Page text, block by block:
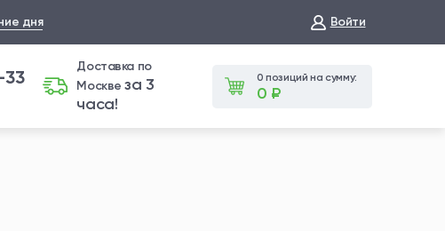
дня Войти
33
Доставка по
Москвеза 3
часа!
0 позиций на сумму:
0 ₽